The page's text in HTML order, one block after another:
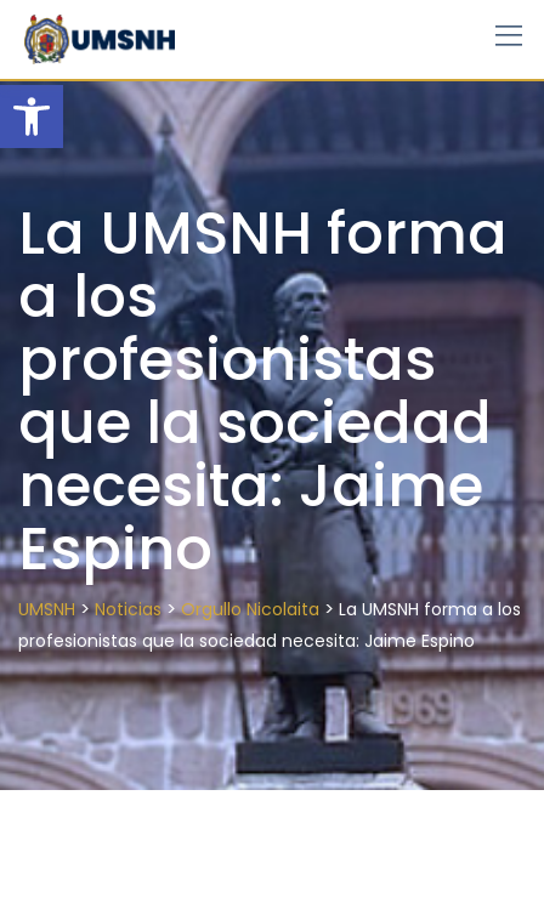
Open toolbar
Skip
content
La UMSNH forma
a los
profesionistas
que la sociedad
necesita: Jaime
Espino
UMSNH>Noticias>Orgullo Nicolaita > La UMSNH forma a los
profesionistas que la sociedad necesita: Jaime Espino